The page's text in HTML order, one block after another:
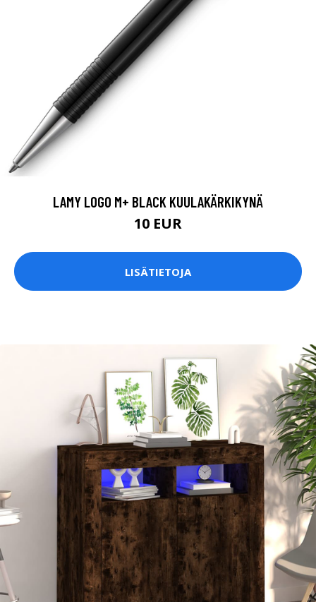
LAMY LOGO M+ BLACK KUULAKÄRKIKYNÄ
10 EUR
LISÄTIETOJA